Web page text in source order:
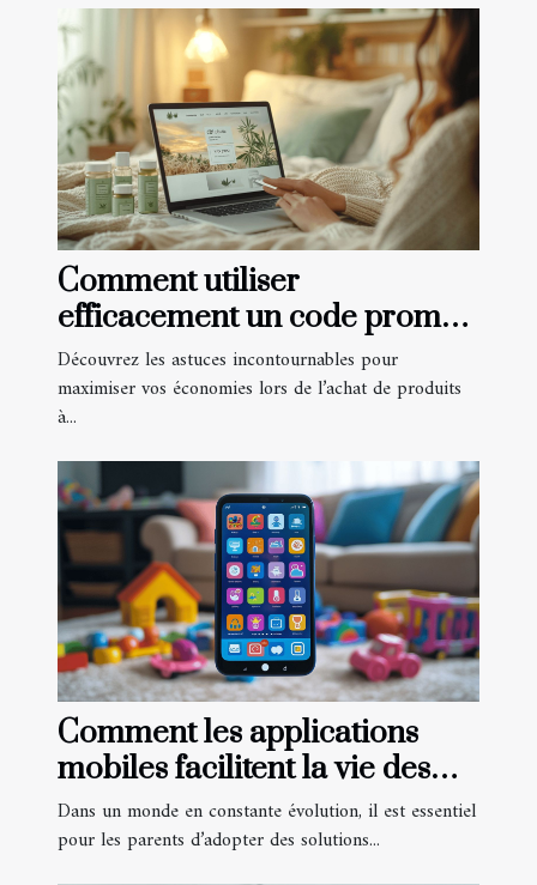
Comment utiliser
efficacement un code promo
pour les produits à base de
CBD
Découvrez les astuces incontournables pour
maximiser vos économies lors de l’achat de produits
à...
Comment les applications
mobiles facilitent la vie des
parents
Dans un monde en constante évolution, il est essentiel
pour les parents d’adopter des solutions...